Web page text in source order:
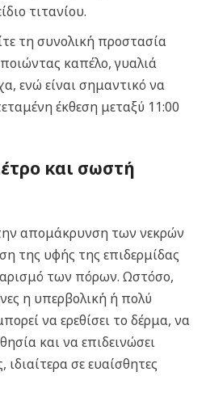
τιτανίου.
τη συνολική προστασία
καπέλο, γυαλιά
ενώ είναι σημαντικό να
έκθεση μεταξύ 11:00
και σωστή
απομάκρυνση των νεκρών
της υφής της επιδερμίδας
των πόρων. Ωστόσο,
η υπερβολική ή πολύ
να ερεθίσει το δέρμα, να
και να επιδεινώσει
σε ευαίσθητες